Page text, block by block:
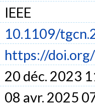
IEEE
10.1109/
https://
20 déc. 2023
08 avr. 2025